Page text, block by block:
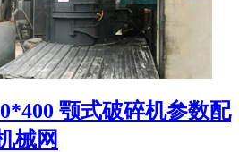
颚式破碎机参数配
械网